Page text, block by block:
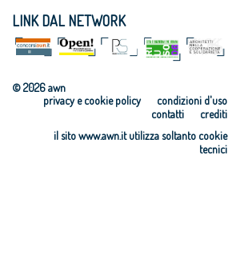
LINK DAL NETWORK
© 2026 awn
condizioni d'uso
privacy e cookie policy
crediti
contatti
il sito www.awn.it utilizza soltanto cookie
tecnici